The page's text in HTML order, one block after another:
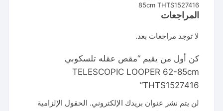
85cm THTS1527416
المراجعات
لا توجد مراجعات بعد.
كن أول من يقيم “مقص عقله تلسكوبي
TELESCOPIC LOOPER 62-85cm
THTS1527416”
لن يتم نشر عنوان بريدك الإلكتروني. الحقول الإلزامية